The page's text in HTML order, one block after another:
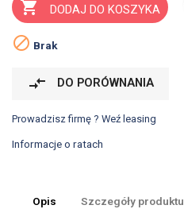
 DODAJ DO KOSZYKA
 Brak
compare_arrows DO PORÓWNANIA
Prowadzisz firmę ? Weź leasing
Informacje o ratach
Opis Szczegóły produktu